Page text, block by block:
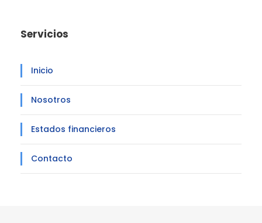
Servicios
Inicio
Nosotros
Estados financieros
Contacto